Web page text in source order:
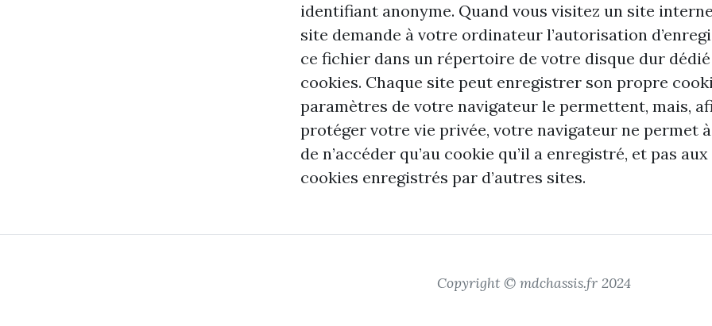
identifiant anonyme. Quand vous visitez un site
site demande à votre ordinateur l’autorisation
ce fichier dans un répertoire de votre disque dur
cookies. Chaque site peut enregistrer son propre
paramètres de votre navigateur le permettent, mais,
protéger votre vie privée, votre navigateur ne permet
de n’accéder qu’au cookie qu’il a enregistré, et pas aux
cookies enregistrés par d’autres sites.
Copyright © mdchassis.fr 2024